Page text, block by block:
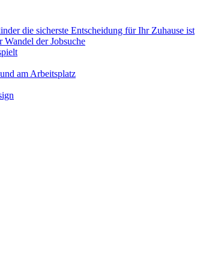
die sicherste Entscheidung für Ihr Zuhause ist
Wandel der Jobsuche
am Arbeitsplatz